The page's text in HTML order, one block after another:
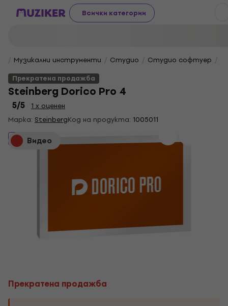
Всички категории
Музикални инструменти Студио Студио софтуер
Прекратена продажба
Steinberg Dorico Pro 4
5/5
1 x оценен
Марка: SteinbergКод на продукта: 1005011
Видео
Прекратена продажба
Прекратена продажба